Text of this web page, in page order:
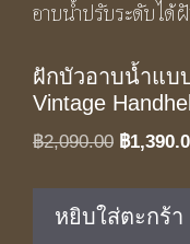
ฝักบัวอาบน้ำแบ
Vintage
฿2,090.00 Original
฿
฿
หยิบใส่ตะกร้า